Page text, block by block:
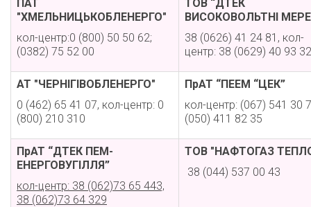
ПАТ
"ХМЕЛЬНИЦЬКОБЛЕНЕРГО"
кол-центр:0 (800) 50 50 62;
(0382) 75 52 00
ТОВ “ДТЕК
ВИСОКОВОЛЬТНІ
38 (0626) 41 24 81, кол-
центр: 38 (0629) 40 93 32
АТ "ЧЕРНІГІВОБЛЕНЕРГО"
0 (462) 65 41 07, кол-центр: 0
(800) 210 310
ПрАТ “ПЕЕМ “ЦЕК”
кол-центр: (067) 541 30
(050) 411 82 35
ПрАТ “ДТЕК ПЕМ-
ЕНЕРГОВУГІЛЛЯ”
кол-центр: 38 (062)73 65 443,
38 (062)73 64 329
ТОВ "НАФТОГАЗ
38 (044) 537 00 43